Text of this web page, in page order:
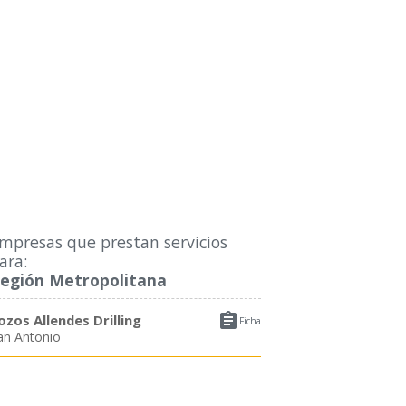
que prestan servicios
Metropolitana
 Ficha
Allendes Drilling
Antonio